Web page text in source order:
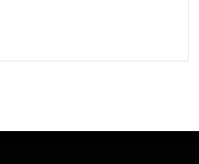
y registrar su compra para